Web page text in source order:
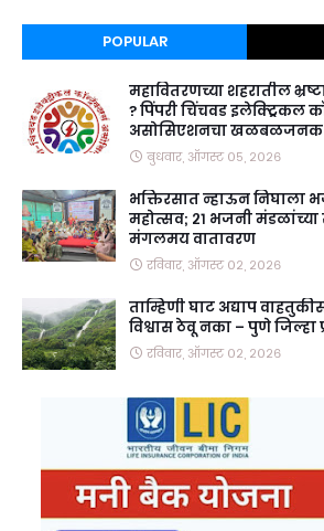
POPULAR
महावितरणच्या शहरातील
? पिंपरी चिंचवड इलेक्ट्रिकल
असोसिएशनचा खळबळजनक
बुधवार, ऑगस्ट ०५, २०२६
भक्तिरसात न्हाऊन निघाला
महोत्सव; २१ भजनी
मंगलमय वातावरण
रविवार, ऑगस्ट ०२, २०२६
ताम्हिणी घाट अद्याप
विश्वास ठेवू नका – पुणे
रविवार, ऑगस्ट ०२, २०२६